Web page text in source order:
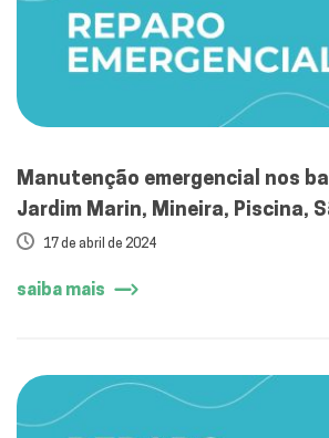
Manutenção emergencial nos
Jardim Marin, Mineira, Piscina,
Centro
17 de abril de 2024
saiba mais